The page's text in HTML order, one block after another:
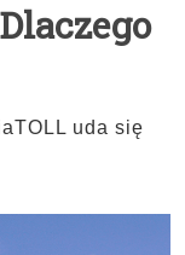
uda się